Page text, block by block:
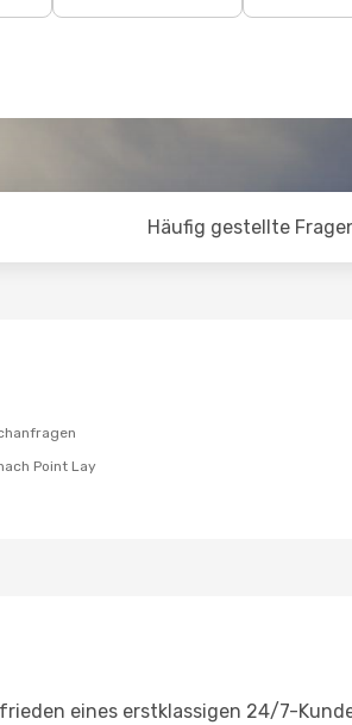
Häufig gestellte
Point Lay
eines erstklassigen 24/7-